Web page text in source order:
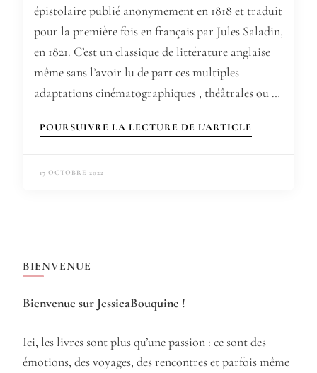
épistolaire publié anonymement en 1818 et traduit
pour la première fois en français par Jules Saladin,
en 1821. C’est un classique de littérature anglaise
même sans l’avoir lu de part ces multiples
adaptations cinématographiques , théâtrales ou …
POURSUIVRE LA LECTURE DE L'ARTICLE
17 OCTOBRE 2022
BIENVENUE
Bienvenue sur JessicaBouquine !
Ici, les livres sont plus qu’une passion : ce sont des
émotions, des voyages, des rencontres et parfois même